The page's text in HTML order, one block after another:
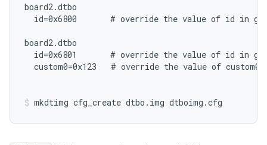
board2.dtbo
id=0x6800       # override the value of id in
board2.dtbo
id=0x6801       # override the value of id in
custom0=0x123   # override the value of custom0
mkdtimg cfg_create dtbo.img dtboimg.cfg